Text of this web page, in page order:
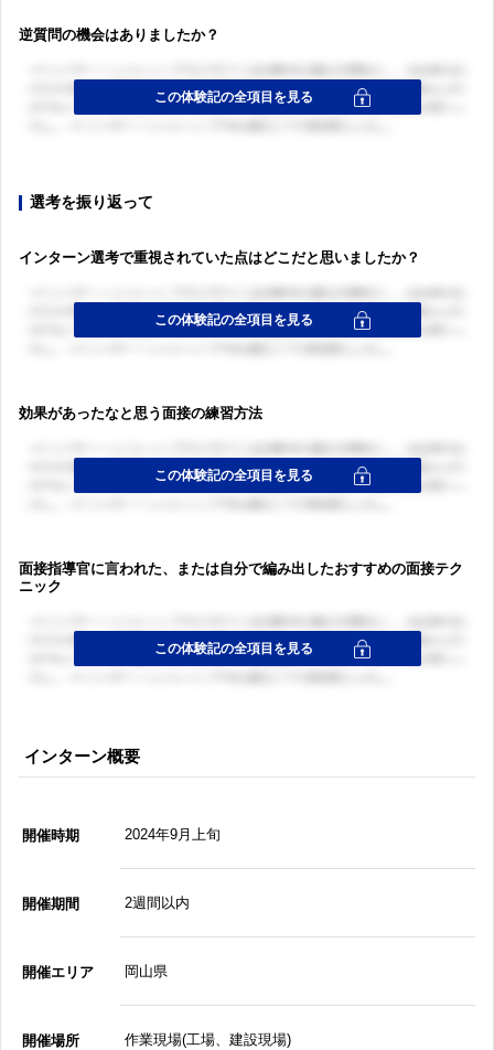
逆質問の機会はありましたか？
選考を振り返って
インターン選考で重視されていた点はどこだと思いましたか？
効果があったなと思う面接の練習方法
面接指導官に言われた、または自分で編み出したおすすめの面接テク
ニック
インターン概要
開催時期 2024年9月上旬
開催期間 2週間以内
開催エリア 岡山県
開催場所 作業現場(工場、建設現場)